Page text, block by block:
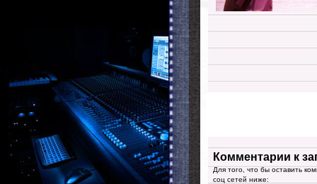
Комментарии к
Для того, что бы оставить
соц сетей ниже: